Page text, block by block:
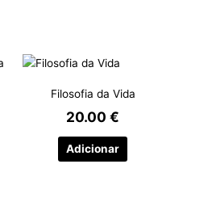
Filosofia da Vida
20.00€
Adicionar